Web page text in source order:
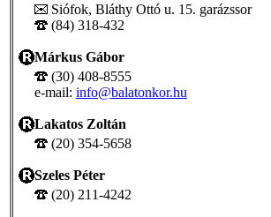
Siófok, Bláthy Ottó u. 15. garázssor
(84) 318-432
Márkus Gábor
(30) 408-8555
e-mail: info@balatonkor.hu
Lakatos Zoltán
(20) 354-5658
Szeles Péter
(20) 211-4242